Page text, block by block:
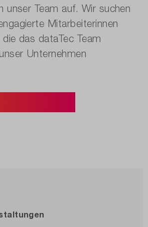
unser Team auf. Wir suchen
Mitarbeiterinnen
das dataTec Team
Unternehmen